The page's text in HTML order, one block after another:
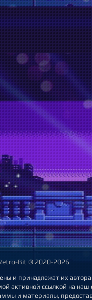
Bit © 2020-2026
и принадлежат их
активной ссылкой на наш
и материалы,